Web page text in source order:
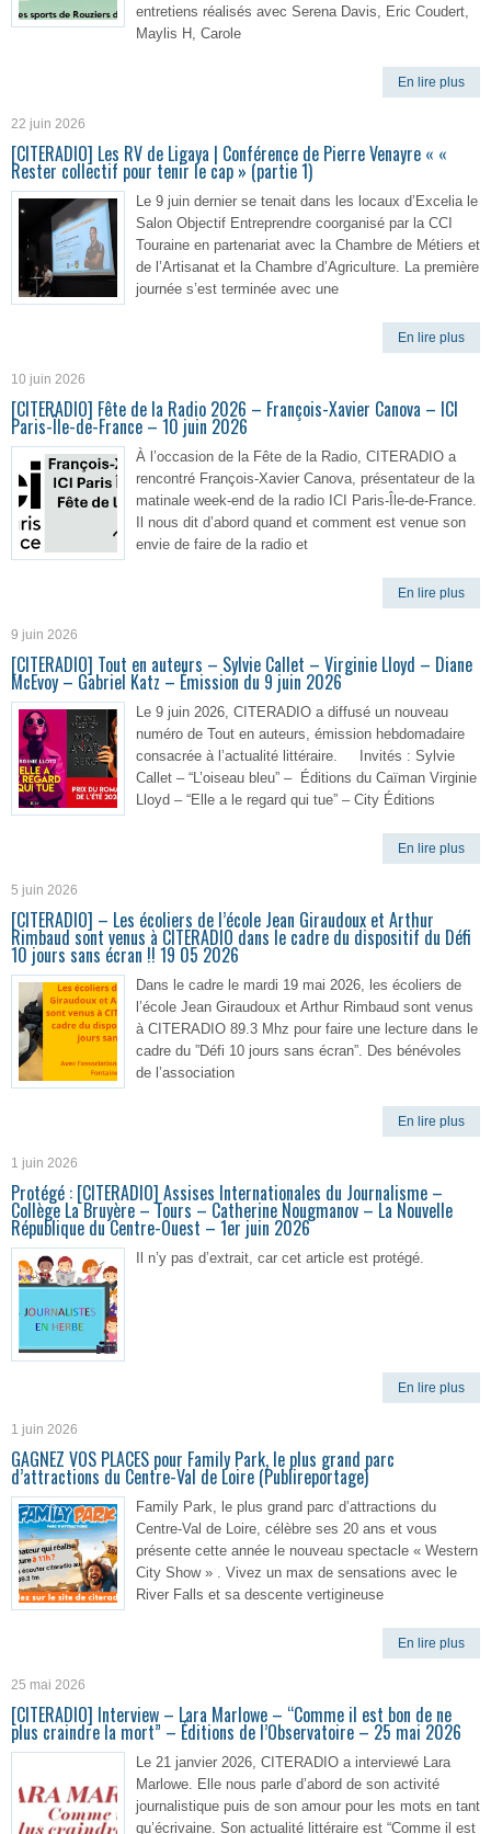
entretiens réalisés avec Serena Davis, Eric Coudert,
Maylis H, Carole
En lire plus
22 juin 2026
[CITERADIO] Les RV de Ligaya | Conférence de Pierre Venayre « «
Rester collectif pour tenir le cap » (partie 1)
Le 9 juin dernier se tenait dans les locaux d’Excelia le
Salon Objectif Entreprendre coorganisé par la CCI
Touraine en partenariat avec la Chambre de Métiers et
de l’Artisanat et la Chambre d’Agriculture. La première
journée s’est terminée avec une
En lire plus
10 juin 2026
[CITERADIO] Fête de la Radio 2026 – François-Xavier Canova – ICI
Paris-Île-de-France – 10 juin 2026
À l’occasion de la Fête de la Radio, CITERADIO a
rencontré François-Xavier Canova, présentateur de la
matinale week-end de la radio ICI Paris-Île-de-France.
Il nous dit d’abord quand et comment est venue son
envie de faire de la radio et
En lire plus
9 juin 2026
[CITERADIO] Tout en auteurs – Sylvie Callet – Virginie Lloyd – Diane
McEvoy – Gabriel Katz – Émission du 9 juin 2026
Le 9 juin 2026, CITERADIO a diffusé un nouveau
numéro de Tout en auteurs, émission hebdomadaire
consacrée à l’actualité littéraire. Invités : Sylvie
Callet – “L’oiseau bleu” – Éditions du Caïman Virginie
Lloyd – “Elle a le regard qui tue” – City Éditions
En lire plus
5 juin 2026
[CITERADIO] – Les écoliers de l’école Jean Giraudoux et Arthur
Rimbaud sont venus à CITERADIO dans le cadre du dispositif du Défi
10 jours sans écran !! 19 05 2026
Dans le cadre le mardi 19 mai 2026, les écoliers de
l’école Jean Giraudoux et Arthur Rimbaud sont venus
à CITERADIO 89.3 Mhz pour faire une lecture dans le
cadre du ”Défi 10 jours sans écran”. Des bénévoles
de l’association
En lire plus
1 juin 2026
Protégé : [CITERADIO] Assises Internationales du Journalisme –
Collège La Bruyère – Tours – Catherine Nougmanov – La Nouvelle
République du Centre-Ouest – 1er juin 2026
Il n’y pas d’extrait, car cet article est protégé.
En lire plus
1 juin 2026
GAGNEZ VOS PLACES pour Family Park, le plus grand parc
d’attractions du Centre-Val de Loire (Publireportage)
Family Park, le plus grand parc d’attractions du
Centre-Val de Loire, célèbre ses 20 ans et vous
présente cette année le nouveau spectacle « Western
City Show » . Vivez un max de sensations avec le
River Falls et sa descente vertigineuse
En lire plus
25 mai 2026
[CITERADIO] Interview – Lara Marlowe – “Comme il est bon de ne
plus craindre la mort” – Éditions de l’Observatoire – 25 mai 2026
Le 21 janvier 2026, CITERADIO a interviewé Lara
Marlowe. Elle nous parle d’abord de son activité
journalistique puis de son amour pour les mots en tant
qu’écrivaine. Son actualité littéraire est “Comme il est